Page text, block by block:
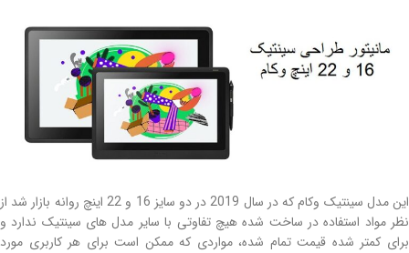
این مدل سینتیک وکام که در سال 2019 در دو سایز 16 و 22 اینچ روانه بازار شد از
نظر مواد استفاده در ساخت شده هیچ تفاوتی با سایر مدل های سینتیک ندارد و
برای کمتر شده قیمت تمام شده، مواردی که ممکن است برای هر کاربری مورد